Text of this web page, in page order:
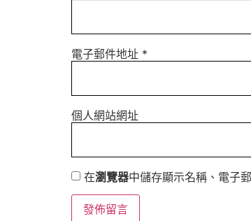
電子郵件地址 *
個人網站網址
在瀏覽器中儲存顯示名稱、電子